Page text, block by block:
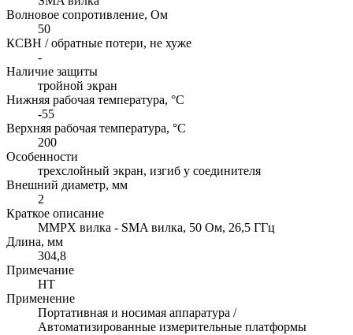
Волновое сопротивление, Ом
50
КСВН / обратные потери, не хуже
-
Наличие защиты
тройной экран
Нижняя рабочая температура, °C
-55
Верхняя рабочая температура, °C
200
Особенности
трехслойный экран, изгиб у соединителя
Внешний диаметр, мм
2
Краткое описание
MMPX вилка - SMA вилка, 50 Ом, 26,5 ГГц
Длина, мм
304,8
Примечание
HT
Применение
Портативная и носимая аппаратура /
Автоматизированные измерительные платформы